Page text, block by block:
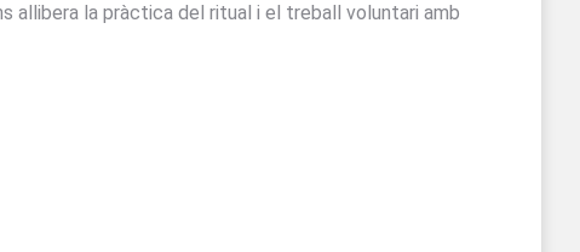
allibera la pràctica del ritual i el treball voluntari amb